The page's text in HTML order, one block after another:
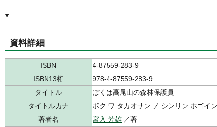
資料詳細
ISBN
4-87559-283-9
ISBN13桁
978-4-87559-283-9
タイトル
ぼくは高尾山の森林保護員
タイトルカナ
ボク ワ タカオサン ノ シンリン ホゴイン
著者名
宮入 芳雄 ／著